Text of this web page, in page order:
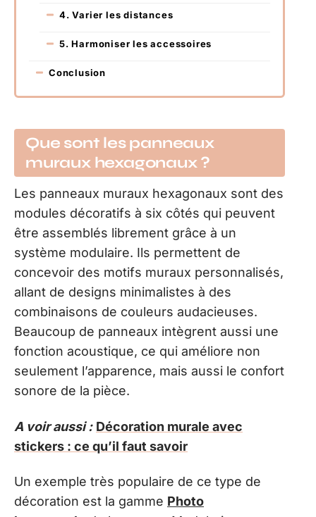
4. Varier les distances
5. Harmoniser les accessoires
Conclusion
Que sont les panneaux
muraux hexagonaux ?
Les panneaux muraux hexagonaux sont des
modules décoratifs à six côtés qui peuvent
être assemblés librement grâce à un
système modulaire. Ils permettent de
concevoir des motifs muraux personnalisés,
allant de designs minimalistes à des
combinaisons de couleurs audacieuses.
Beaucoup de panneaux intègrent aussi une
fonction acoustique, ce qui améliore non
seulement l’apparence, mais aussi le confort
sonore de la pièce.
A voir aussi : Décoration murale avec
stickers : ce qu’il faut savoir
Un exemple très populaire de ce type de
décoration est la gamme Photo